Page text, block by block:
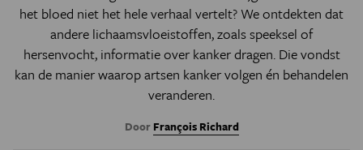
het bloed niet het hele verhaal vertelt? We ontdekten dat
andere lichaamsvloeistoffen, zoals speeksel of
hersenvocht, informatie over kanker dragen. Die vondst
kan de manier waarop artsen kanker volgen én behandelen
veranderen.
Door François Richard